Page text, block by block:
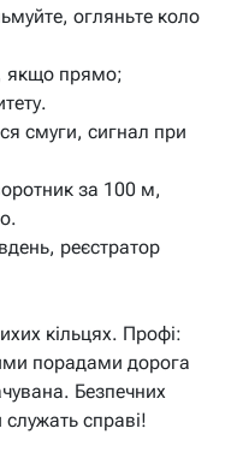
огляньте коло
якщо прямо;
смуги, сигнал при
за 100 м,
реєстратор
кільцях. Профі:
порадами дорога
Безпечних
служать справі!